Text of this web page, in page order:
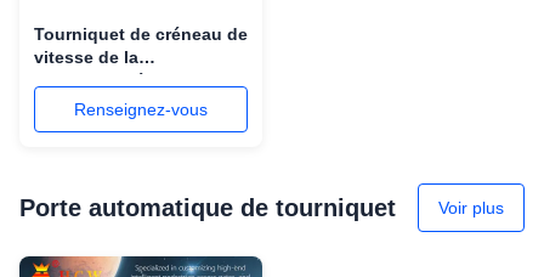
Tourniquet de créneau de
vitesse de la
Communauté portes
piétonnières de
tourniquet de 0,4 - 0,8
Renseignez-vous
Porte automatique de tourniquet Voir plus